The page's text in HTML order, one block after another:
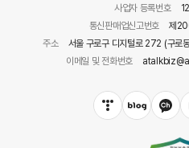
사업자 등록번호
통신판매업신고번호
제
주소
서울 구로구 디지털로 272 (구로
이메일 및 전화번호